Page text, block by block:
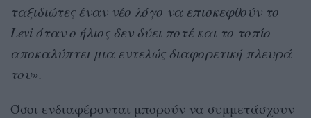
ταξιδιώτες έναν νέο λόγο να επισκεφθούν το
Levi όταν ο ήλιος δεν δύει ποτέ και το τοπίο
αποκαλύπτει μια εντελώς διαφορετική πλευρά
του».
Όσοι ενδιαφέρονται μπορούν να συμμετάσχουν